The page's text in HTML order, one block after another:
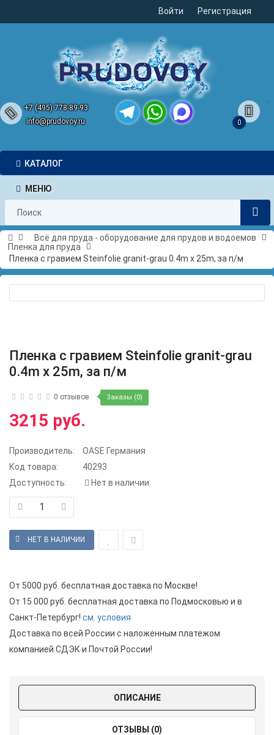
Войти Регистрация
+7 (495) 778-89-93
info@prudovoy.ru
0
КАТАЛОГ
МЕНЮ
Всё для пруда - оборудование для прудов и водоемов
Пленка для пруда
Пленка с гравием Steinfolie granit-grau 0.4m x 25m, за п/м
Пленка с гравием Steinfolie granit-grau
0.4m x 25m, за п/м
0 отзывов Заказы (0)
3215 руб.
Производитель:
OASE Германия
Код товара:
40293
Доступность:
Нет в наличии
От 5000 руб. бесплатная доставка по Москве!
От 15 000 руб. бесплатная доставка по Подмосковью и в
Санкт-Петербург! см. условия
Доставка по всей России с наложенным платежом
компанией СДЭК и Почтой России!
ОПИСАНИЕ
ОТЗЫВЫ (0)